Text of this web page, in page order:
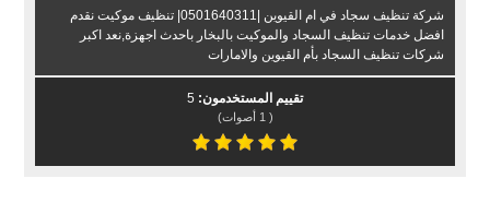
شركة تنظيف سجاد في ام القيوين |0501640311| تنظيف موكيت نقدم
افضل خدمات تنظيف السجاد والموكيت بالبخار باحدث اجهزة,نعد اكبر
شركات تنظيف السجاد بأم القيوين والامارات
تقييم المستخدمون: 5
(
1 أصوات)